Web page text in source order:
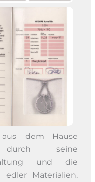
dem Hause
seine
und die
edler Materialien.